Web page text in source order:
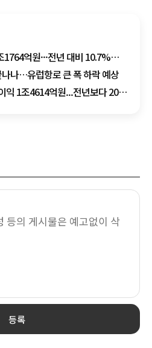
억원···전년 대비 10.7%
나…유럽항로 큰 폭 하락 예상
익 1조4614억원...전년보다 20배
등록